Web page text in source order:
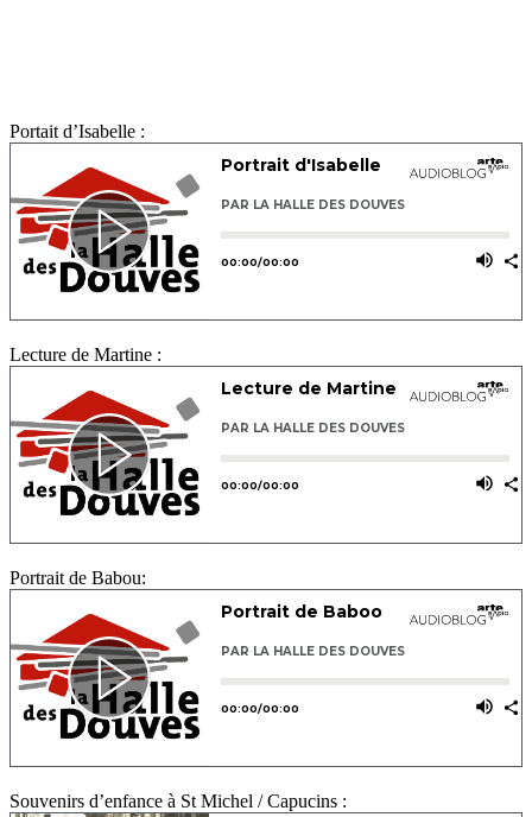
Portait d’Isabelle :
Lecture de Martine :
Portrait de Babou:
Souvenirs d’enfance à St Michel / Capucins :